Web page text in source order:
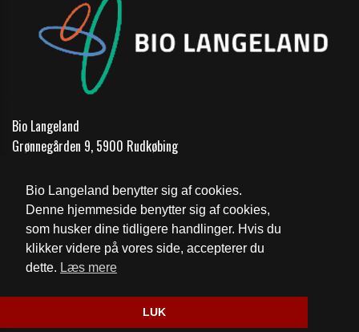
Bio Langeland benytter sig af cookies.
Denne hjemmeside benytter sig af cookies,
som husker dine tidligere handlinger. Hvis du
klikker videre på vores side, accepterer du
dette. Læs mere
LUK
Bio Langeland
Grønnegården 9, 5900 Rudkøbing
Telefon: 62 51 17 00
Email: mail@biolangeland.dk
Cookie- og privatlivspolitik